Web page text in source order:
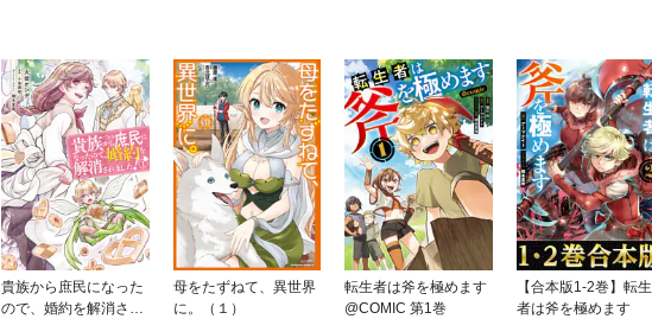
貴族から庶民になった
ので、婚約を解消され
母をたずねて、異世界
に。（１）
転生者は斧を極めます
@COMIC 第1巻
【合本版1-2巻】転生
者は斧を極めます